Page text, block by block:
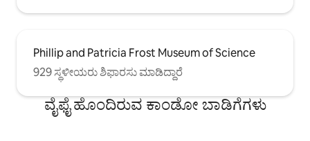
Phillip and Patricia Frost Museum of Science
929 ಸ್ಥಳೀಯರು ಶಿಫಾರಸು ಮಾಡಿದ್ದಾರೆ
ವೈಫೈ ಹೊಂದಿರುವ ಕಾಂಡೋ ಬಾಡಿಗೆಗಳು